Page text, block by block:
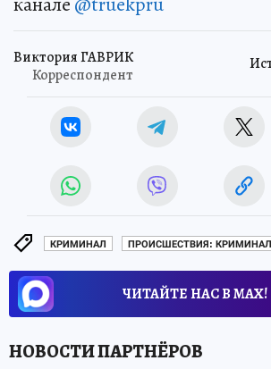
Виктория ГАВРИК
Корреспондент
КРИМИНАЛ ПРОИСШЕСТВИЯ: КРИМИНАЛ
ЧИТАЙТЕ НАС В МАХ!